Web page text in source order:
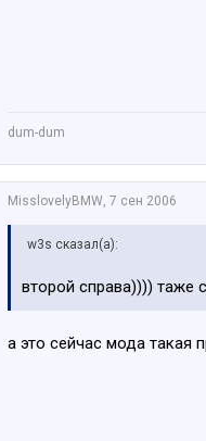
dum-dum
MisslovelyBMW, 7 сен 2006
w3s сказал(а):
второй справа)))) таже
а это сейчас мода такая